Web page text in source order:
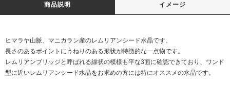
商品説明 イメージ
ヒマラヤ山脈、マニカラン産のレムリアンシード水晶です。
長さのあるポイントにうねりのある形状が特徴的な一点物です。
レムリアンブリッジと呼ばれる線状の模様も平な3面に確認できており、ワンド
型に近いレムリアンシード水晶をお求めの方には特にオススメの水晶です。